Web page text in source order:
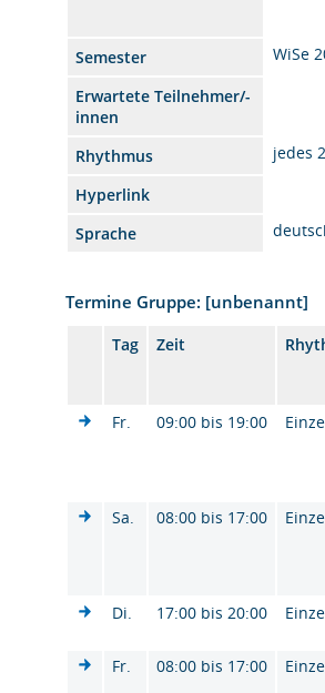
Semester
WiSe
Erwartete Teilnehmer/-
innen
Rhythmus
jedes
Hyperlink
Sprache
Termine Gruppe: [unbenannt]
Tag Zeit
Fr. 09:00 bis 19:00
Sa. 08:00 bis 17:00
Di. 17:00 bis 20:00
Fr. 08:00 bis 17:00